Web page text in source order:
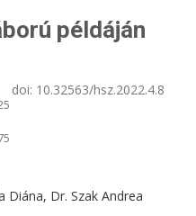
példáján
doi: 10.32563/hsz.2022.4.8
Diána, Dr. Szak Andrea